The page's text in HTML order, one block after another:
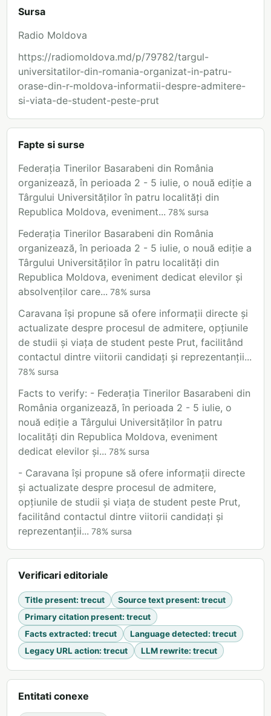
Sursa
Radio Moldova
https://radiomoldova.md/p/79782/targul-
universitatilor-din-romania-organizat-in-patru-
orase-din-r-moldova-informatii-despre-admitere-
si-viata-de-student-peste-prut
Fapte si surse
Federația Tinerilor Basarabeni din România
organizează, în perioada 2 - 5 iulie, o nouă ediție a
Târgului Universităților în patru localități din
Republica Moldova, eveniment... 78% sursa
Federația Tinerilor Basarabeni din România
organizează, în perioada 2 - 5 iulie, o nouă ediție a
Târgului Universităților în patru localități din
Republica Moldova, eveniment dedicat elevilor și
absolvenților care... 78% sursa
Caravana își propune să ofere informații directe și
actualizate despre procesul de admitere, opțiunile
de studii și viața de student peste Prut, facilitând
contactul dintre viitorii candidați și reprezentanții...
78% sursa
Facts to verify: - Federația Tinerilor Basarabeni din
România organizează, în perioada 2 - 5 iulie, o
nouă ediție a Târgului Universităților în patru
localități din Republica Moldova, eveniment
dedicat elevilor și... 78% sursa
- Caravana își propune să ofere informații directe
și actualizate despre procesul de admitere,
opțiunile de studii și viața de student peste Prut,
facilitând contactul dintre viitorii candidați și
reprezentanții... 78% sursa
Verificari editoriale
Title present: trecut Source text present: trecut
Primary citation present: trecut
Facts extracted: trecut Language detected: trecut
Legacy URL action: trecut LLM rewrite: trecut
Entitati conexe